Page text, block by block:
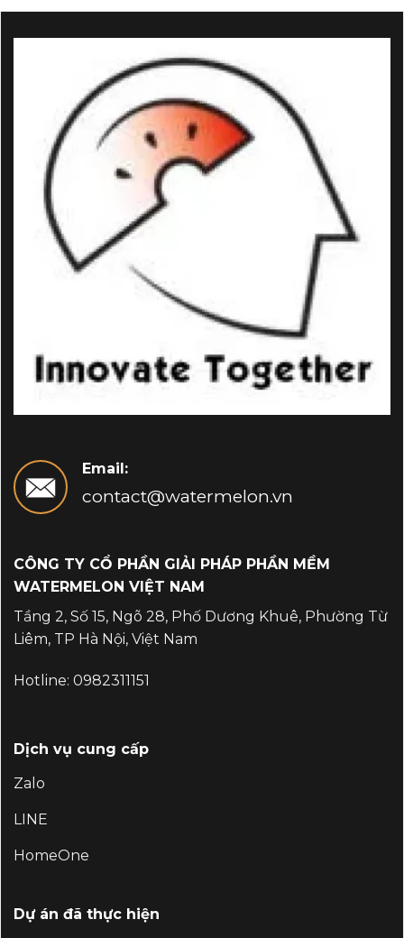
Email:
contact@watermelon.vn
CÔNG TY CỔ PHẦN GIẢI PHÁP PHẦN MỀM
WATERMELON VIỆT NAM
Tầng 2, Số 15, Ngõ 28, Phố Dương Khuê, Phường Từ
Liêm, TP Hà Nội, Việt Nam
Hotline: 0982311151
Dịch vụ cung cấp
Zalo
LINE
HomeOne
Dự án đã thực hiện